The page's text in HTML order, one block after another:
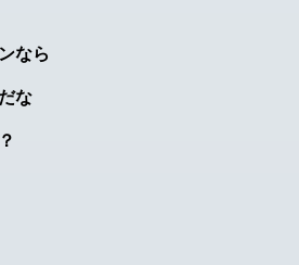
なら
な